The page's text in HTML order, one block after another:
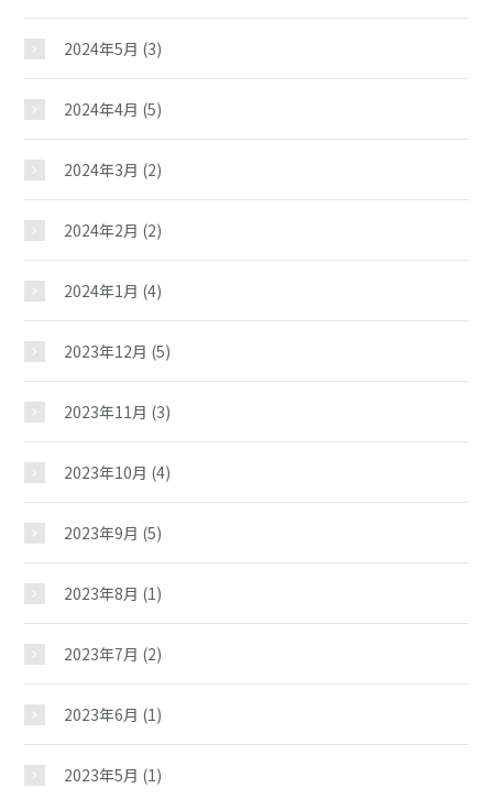
南地区
駅西・臨海地区
2024年5月 (3)
2024年4月 (5)
2024年3月 (2)
2024年2月 (2)
2024年1月 (4)
2023年12月 (5)
2023年11月 (3)
2023年10月 (4)
2023年9月 (5)
2023年8月 (1)
2023年7月 (2)
2023年6月 (1)
2023年5月 (1)